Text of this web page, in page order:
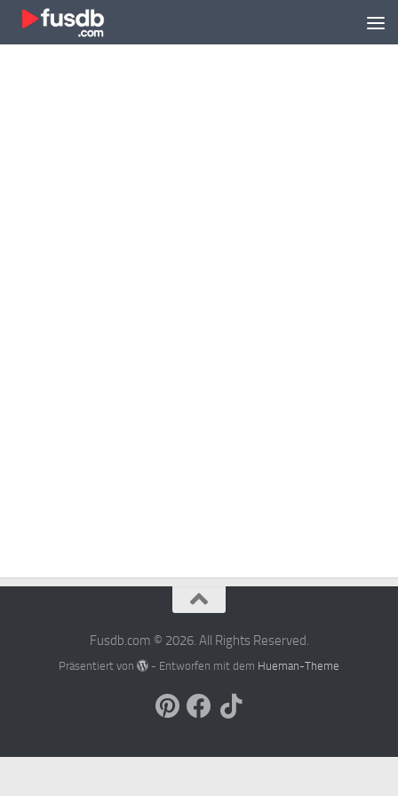
Zum Inhalt springen
Fusdb.com © 2026. All Rights Reserved.
Präsentiert von - Entworfen mit dem Hueman-Theme